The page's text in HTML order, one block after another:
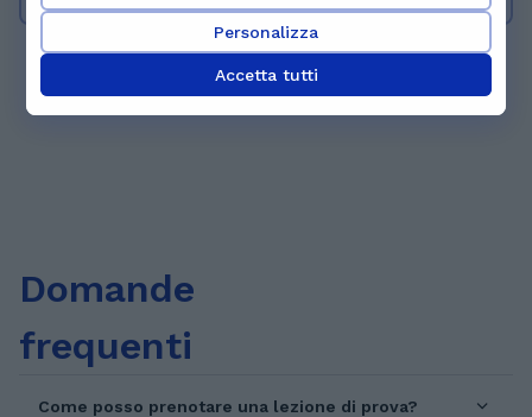
informatica e poi una laurea magistrale in
ingegneria informatica. Lavoro come
programmatore principalmente.
1 2 3 ... 87
Domande
frequenti
Come posso prenotare una lezione di prova?
Personalizza
Accetta tutti